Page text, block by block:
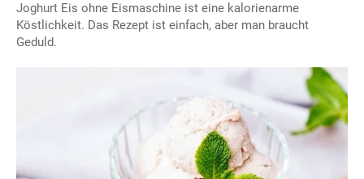
Joghurt Eis ohne Eismaschine ist eine kalorienarme
Köstlichkeit. Das Rezept ist einfach, aber man braucht
Geduld.